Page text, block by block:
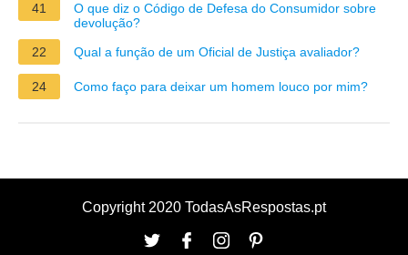
41
O que diz o Código de Defesa do Consumidor sobre
devolução?
22
Qual a função de um Oficial de Justiça avaliador?
24 Como faço para deixar um homem louco por mim?
Copyright 2020 TodasAsRespostas.pt